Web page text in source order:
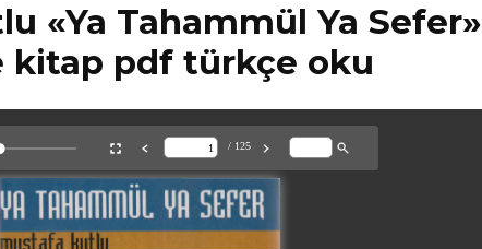
«Ya Tahammül Ya Sefer»
kitap pdf türkçe oku